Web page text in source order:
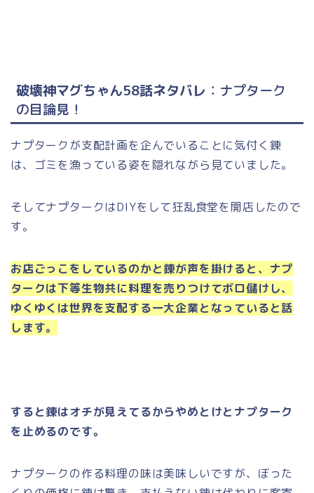
破壊神マグちゃん58話ネタバレ ：ナプターク
の目論見 ！
ナプタークが支配計画を企んでいることに気付く錬
は、ゴミを漁っている姿を隠れながら見ていました。
そしてナプタークはDIYをして狂乱食堂を開店したので
す。
お店ごっこをしているのかと錬が声を掛けると、ナプ
タークは下等生物共に料理を売りつけてボロ儲けし、
ゆくゆくは世界を支配する一大企業となっていると話
します。
すると錬はオチが見えてるからやめとけとナプターク
を止めるのです。
ナプタークの作る料理の味は美味しいですが、ぼった